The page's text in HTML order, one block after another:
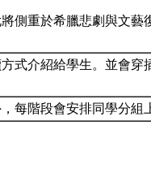
側重於希臘悲劇與文藝
式介紹給學生。並會穿
每階段會安排同學分組